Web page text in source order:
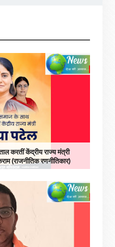
करतीं केंद्रीय राज्य मंत्री
(राजनीतिक रणनीतिकार)